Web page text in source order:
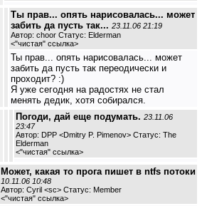
Ты прав... опять нарисовалась... может
забить да пусть так... 23.11.06 21:19
Автор: choor Статус: Elderman
<"чистая" ссылка>
Ты прав... опять нарисовалась... может
забить да пусть так переодически и
проходит? :)
Я уже сегодня на радостях не стал
менять дедик, хотя собирался.
Погоди, дай еще подумать. 23.11.06
23:47
Автор: DPP <Dmitry P. Pimenov> Статус: The
Elderman
<"чистая" ссылка>
Может, какая то прога пишет в ntfs потоки
10.11.06 10:48
Автор: Cyril <sc> Статус: Member
<"чистая" ссылка>